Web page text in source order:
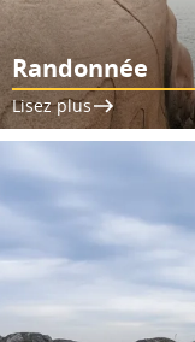
Randonnée
Lisez plus